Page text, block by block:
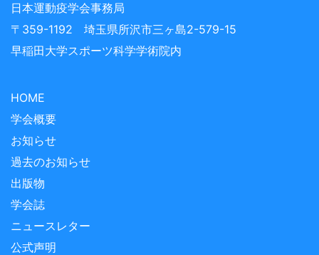
日本運動疫学会事務局
〒359-1192 埼玉県所沢市三ヶ島2-579-15
早稲田大学スポーツ科学学術院内
HOME
学会概要
お知らせ
過去のお知らせ
出版物
学会誌
ニュースレター
公式声明